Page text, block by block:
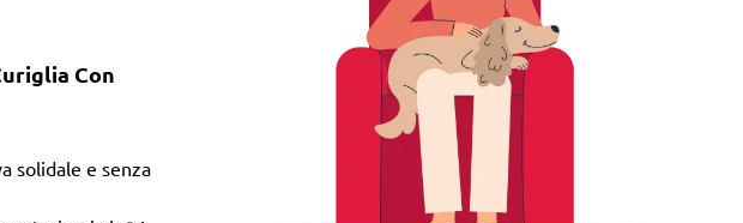
Con
solidale e senza